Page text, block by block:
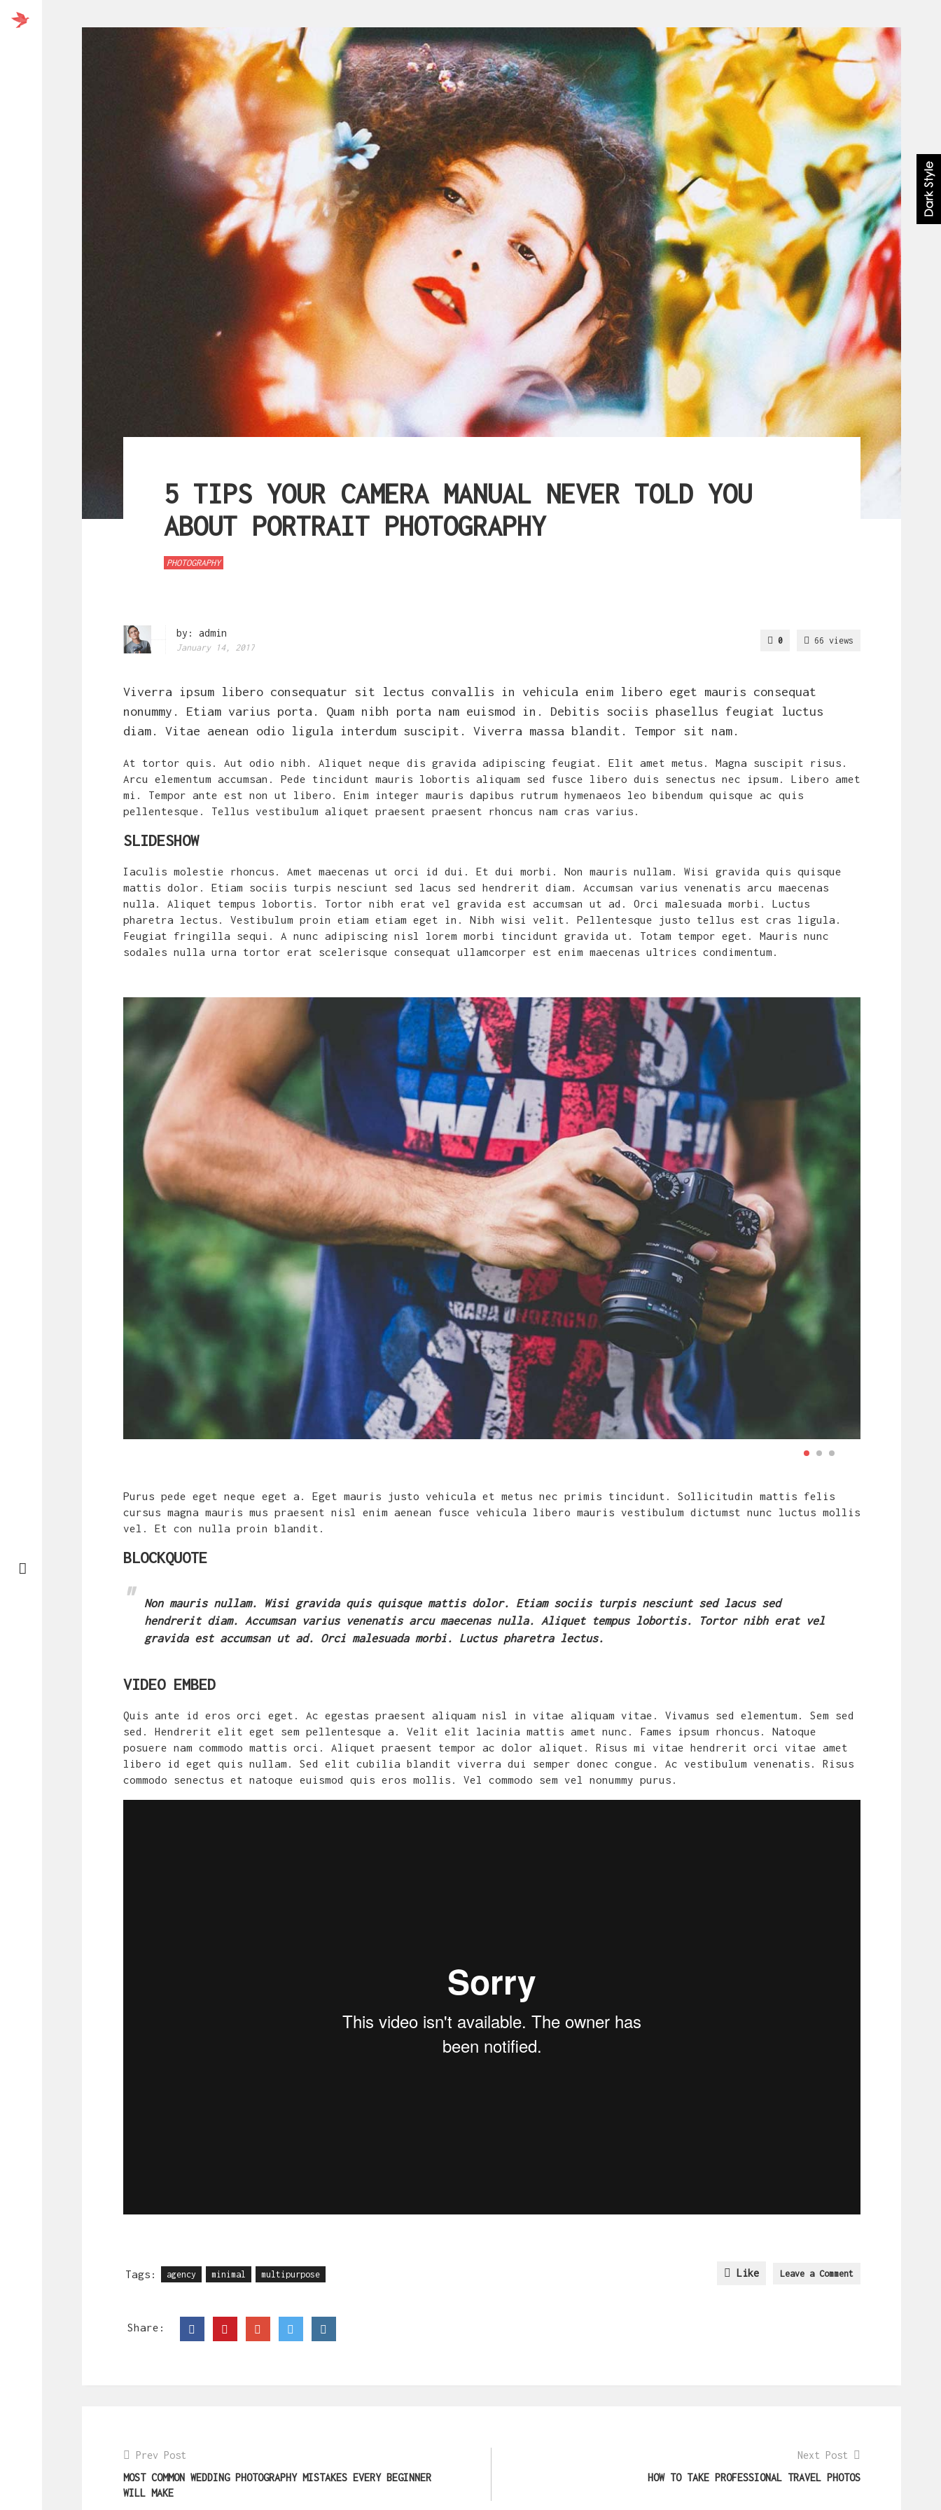
5 TIPS YOUR CAMERA MANUAL NEVER TOLD YOU
ABOUT PORTRAIT PHOTOGRAPHY
PHOTOGRAPHY
by: admin
January 14, 2017
0 66 views
Viverra ipsum libero consequatur sit lectus convallis in vehicula enim libero eget mauris consequat
nonummy. Etiam varius porta. Quam nibh porta nam euismod in. Debitis sociis phasellus feugiat luctus
diam. Vitae aenean odio ligula interdum suscipit. Viverra massa blandit. Tempor sit nam.
At tortor quis. Aut odio nibh. Aliquet neque dis gravida adipiscing feugiat. Elit amet metus. Magna suscipit risus.
Arcu elementum accumsan. Pede tincidunt mauris lobortis aliquam sed fusce libero duis senectus nec ipsum. Libero amet
mi. Tempor ante est non ut libero. Enim integer mauris dapibus rutrum hymenaeos leo bibendum quisque ac quis
pellentesque. Tellus vestibulum aliquet praesent praesent rhoncus nam cras varius.
SLIDESHOW
Iaculis molestie rhoncus. Amet maecenas ut orci id dui. Et dui morbi. Non mauris nullam. Wisi gravida quis quisque
mattis dolor. Etiam sociis turpis nesciunt sed lacus sed hendrerit diam. Accumsan varius venenatis arcu maecenas
nulla. Aliquet tempus lobortis. Tortor nibh erat vel gravida est accumsan ut ad. Orci malesuada morbi. Luctus
pharetra lectus. Vestibulum proin etiam etiam eget in. Nibh wisi velit. Pellentesque justo tellus est cras ligula.
Feugiat fringilla sequi. A nunc adipiscing nisl lorem morbi tincidunt gravida ut. Totam tempor eget. Mauris nunc
sodales nulla urna tortor erat scelerisque consequat ullamcorper est enim maecenas ultrices condimentum.
Purus pede eget neque eget a. Eget mauris justo vehicula et metus nec primis tincidunt. Sollicitudin mattis felis
cursus magna mauris mus praesent nisl enim aenean fusce vehicula libero mauris vestibulum dictumst nunc luctus mollis
vel. Et con nulla proin blandit.
BLOCKQUOTE
Non mauris nullam. Wisi gravida quis quisque mattis dolor. Etiam sociis turpis nesciunt sed lacus sed
hendrerit diam. Accumsan varius venenatis arcu maecenas nulla. Aliquet tempus lobortis. Tortor nibh erat vel
gravida est accumsan ut ad. Orci malesuada morbi. Luctus pharetra lectus.
VIDEO EMBED
Quis ante id eros orci eget. Ac egestas praesent aliquam nisl in vitae aliquam vitae. Vivamus sed elementum. Sem sed
sed. Hendrerit elit eget sem pellentesque a. Velit elit lacinia mattis amet nunc. Fames ipsum rhoncus. Natoque
posuere nam commodo mattis orci. Aliquet praesent tempor ac dolor aliquet. Risus mi vitae hendrerit orci vitae amet
libero id eget quis nullam. Sed elit cubilia blandit viverra dui semper donec congue. Ac vestibulum venenatis. Risus
commodo senectus et natoque euismod quis eros mollis. Vel commodo sem vel nonummy purus.
Tags: agency minimal multipurpose Like Leave a Comment
Share:
Prev Post
MOST COMMON WEDDING PHOTOGRAPHY MISTAKES EVERY BEGINNER
WILL MAKE
Next Post
HOW TO TAKE PROFESSIONAL TRAVEL PHOTOS